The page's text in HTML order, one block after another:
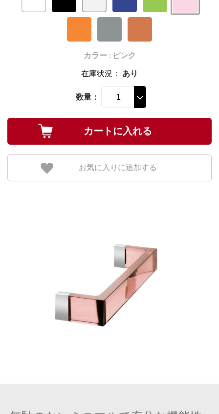
カラー : ピンク
在庫状況 ： あり
数量：
お気に入りに追加する